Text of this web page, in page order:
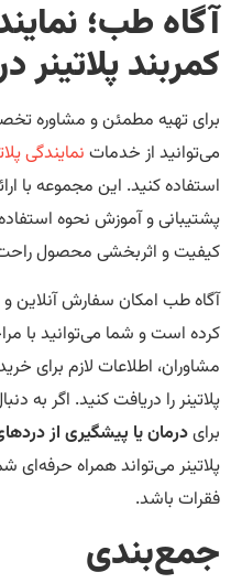
طب؛
پلاتینر در
تهیه مطمئن و مشاوره تخصصی
از خدماتنمایندگی پلاتینر
کنید. این مجموعه با ارائه
و آموزش نحوه استفاده از
و اثربخشی محصول راحت
طب امکان سفارش آنلاین و
است و شما می‌توانید با
اطلاعات لازم برای خرید یا
را دریافت کنید. اگر به دنبال
درمان یا پیشگیری از دردهای
می‌تواند همراه حرفه‌ای
باشد.